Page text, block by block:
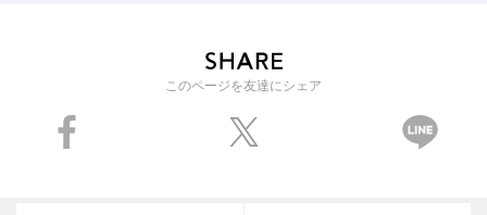
このページを友達にシェア